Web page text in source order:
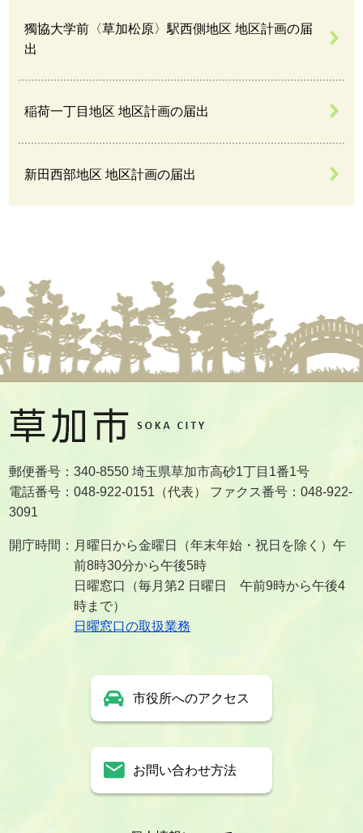
獨協大学前〈草加松原〉駅西側地区 地区計画の届
出
稲荷一丁目地区 地区計画の届出
新田西部地区 地区計画の届出
郵便番号：340-8550 埼玉県草加市高砂1丁目1番1号
電話番号：048-922-0151（代表） ファクス番号：048-922-
3091
開庁時間：月曜日から金曜日（年末年始・祝日を除く）午
前8時30分から午後5時
日曜窓口（毎月第2 日曜日 午前9時から午後4
時まで）
日曜窓口の取扱業務
市役所へのアクセス
お問い合わせ方法